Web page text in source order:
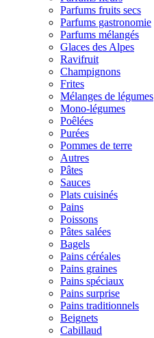
Parfums fruits secs
Parfums gastronomie
Parfums mélangés
Glaces des Alpes
Ravifruit
Champignons
Frites
Mélanges de légumes
Mono-légumes
Poêlées
Purées
Pommes de terre
Autres
Pâtes
Sauces
Plats cuisinés
Pains
Poissons
Pâtes salées
Bagels
Pains céréales
Pains graines
Pains spéciaux
Pains surprise
Pains traditionnels
Beignets
Cabillaud